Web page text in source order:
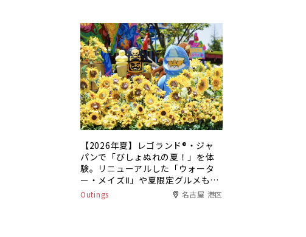
【2026年夏】レゴランド®・ジャ
パンで「びしょぬれの夏！」を体
験。リニューアルした「ウォータ
ー・メイズⅡ」や夏限定グルメも登
場
Outings 名古屋 港区